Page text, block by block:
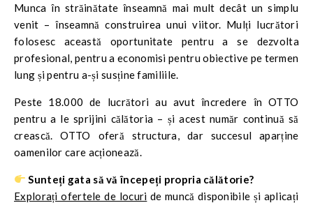
Munca în străinătate înseamnă mai mult decât un simplu
venit – înseamnă construirea unui viitor. Mulți lucrători
folosesc această oportunitate pentru a se dezvolta
profesional, pentru a economisi pentru obiective pe termen
lung și pentru a-și susține familiile.
Peste 18.000 de lucrători au avut încredere în OTTO
pentru a le sprijini călătoria – și acest număr continuă să
crească. OTTO oferă structura, dar succesul aparține
oamenilor care acționează.
Sunteți gata să vă începeți propria călătorie?
Explorați ofertele de locuri de muncă disponibile și aplicați